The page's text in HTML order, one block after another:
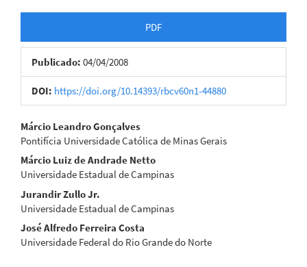
lateral
de
artigos
PDF
Publicado: 04/04/2008
DOI: https://doi.org/10.14393/rbcv60n1-44880
Conteúdo
do
artigo
principal
Márcio Leandro Gonçalves
Pontifícia Universidade Católica de Minas Gerais
Márcio Luiz de Andrade Netto
Universidade Estadual de Campinas
Jurandir Zullo Jr.
Universidade Estadual de Campinas
José Alfredo Ferreira Costa
Universidade Federal do Rio Grande do Norte